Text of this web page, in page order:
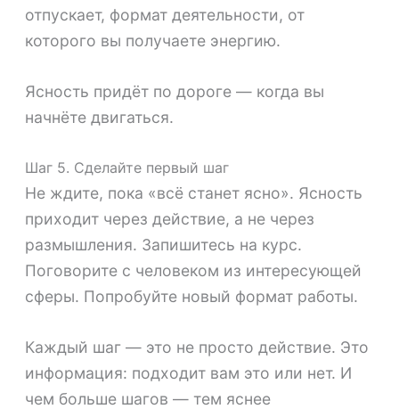
отпускает, формат деятельности, от
которого вы получаете энергию.
Ясность придёт по дороге — когда вы
начнёте двигаться.
Шаг 5. Сделайте первый шаг
Не ждите, пока «всё станет ясно». Ясность
приходит через действие, а не через
размышления. Запишитесь на курс.
Поговорите с человеком из интересующей
сферы. Попробуйте новый формат работы.
Каждый шаг — это не просто действие. Это
информация: подходит вам это или нет. И
чем больше шагов — тем яснее